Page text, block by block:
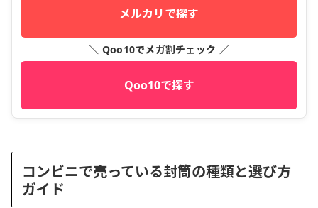
メルカリで探す
＼ Qoo10でメガ割チェック ／
Qoo10で探す
コンビニで売っている封筒の種類と選び方
ガイド